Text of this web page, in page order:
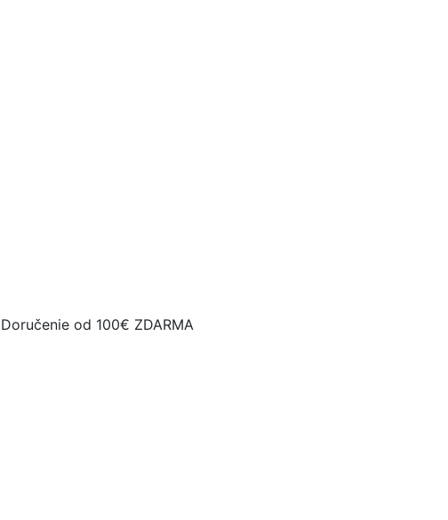
Doručenie od 100€ ZDARMA